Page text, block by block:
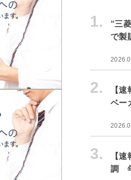
1.
“三
で製
2.
【
ベー
3.
【
調